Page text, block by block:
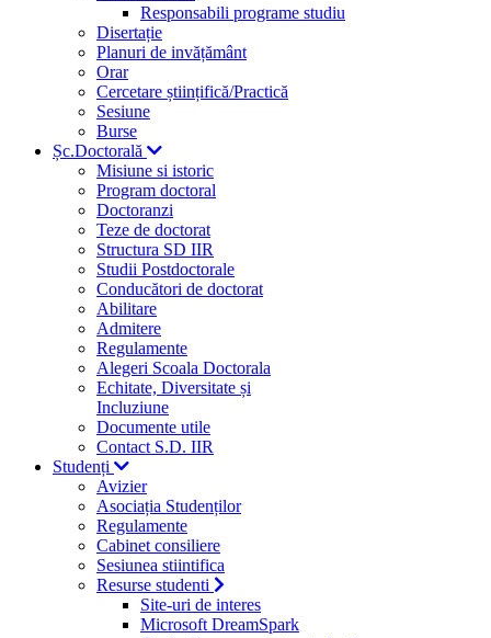
Responsabili programe studiu
Disertație
Planuri de invățământ
Orar
Cercetare științifică/Practică
Sesiune
Burse
Șc.Doctorală
Misiune si istoric
Program doctoral
Doctoranzi
Teze de doctorat
Structura SD IIR
Studii Postdoctorale
Conducători de doctorat
Abilitare
Admitere
Regulamente
Alegeri Scoala Doctorala
Echitate, Diversitate și
Incluziune
Documente utile
Contact S.D. IIR
Studenți
Avizier
Asociația Studenților
Regulamente
Cabinet consiliere
Sesiunea stiintifica
Resurse studenti
Site-uri de interes
Microsoft DreamSpark